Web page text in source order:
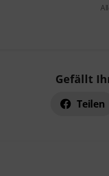
Gefällt
Teilen